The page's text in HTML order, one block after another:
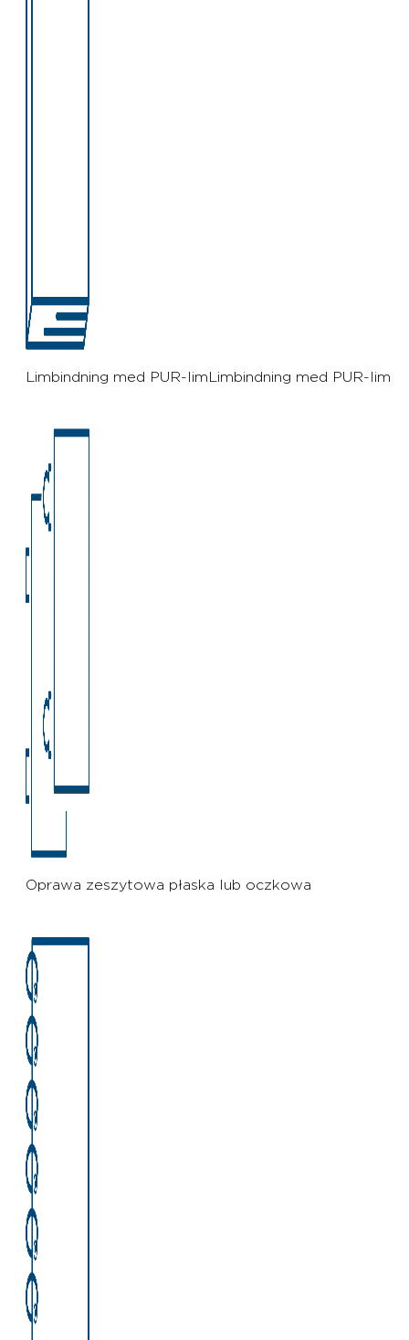
Limbindning med PUR-limLimbindning med PUR-lim
Oprawa zeszytowa płaska lub oczkowa